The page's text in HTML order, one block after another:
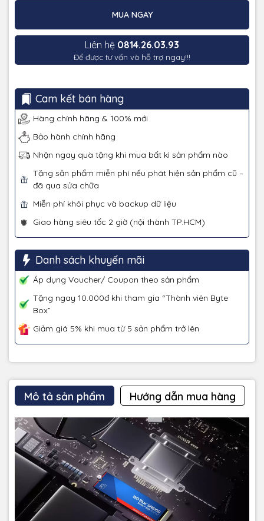
MUA NGAY
Liên hệ 0814.26.03.93
Để được tư vấn và hỗ trợ ngay!!!
Cam kết bán hàng
Hàng chính hãng & 100% mới
Bảo hành chính hãng
Nhận ngay quà tặng khi mua bất kì sản phẩm nào
Tặng sản phẩm miễn phí nếu phát hiện sản phẩm cũ –
đã qua sửa chữa
Miễn phí khôi phục và backup dữ liệu
Giao hàng siêu tốc 2 giờ (nội thành TP.HCM)
Danh sách khuyến mãi
Áp dụng Voucher/ Coupon theo sản phẩm
Tặng ngay 10.000đ khi tham gia “Thành viên Byte
Box”
Giảm giá 5% khi mua từ 5 sản phẩm trở lên
Mô tả sản phẩm Hướng dẫn mua hàng